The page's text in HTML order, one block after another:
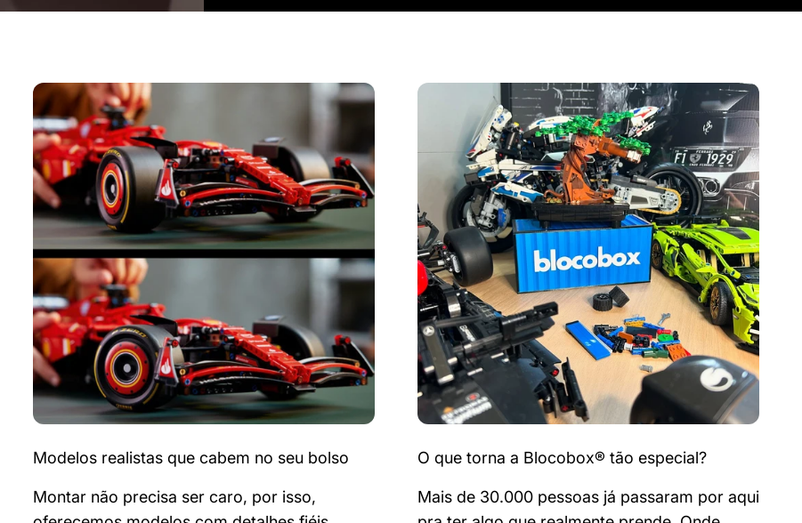
Modelos realistas que cabem no seu bolso
Montar não precisa ser caro, por isso,
O que torna a Blocobox® tão especial?
Mais de 30.000 pessoas já passaram por aqui